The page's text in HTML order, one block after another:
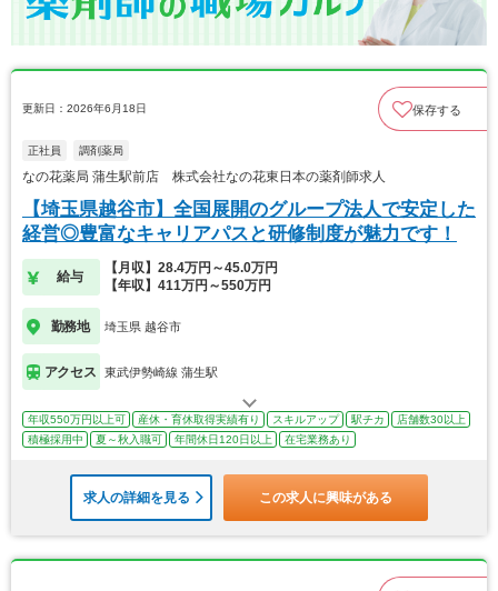
更新日：2026年6月18日 保存する
正社員 調剤薬局
なの花薬局 蒲生駅前店 株式会社なの花東日本の薬剤師求人
【埼玉県越谷市】全国展開のグループ法人で安定した
経営◎豊富なキャリアパスと研修制度が魅力です！
給与
【月収】28.4万円～45.0万円
【年収】411万円～550万円
勤務地 埼玉県 越谷市
アクセス 東武伊勢崎線 蒲生駅
年収550万円以上可 産休・育休取得実績有り スキルアップ 駅チカ
店舗数30以上
積極採用中
夏～秋入職可 年間休日120日以上 在宅業務あり
求人の詳細を見る この求人に興味がある